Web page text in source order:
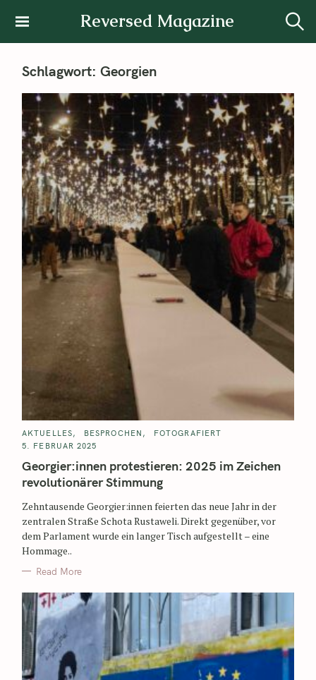
Reversed Magazine
Schlagwort: Georgien
AKTUELLES BESPROCHEN
FOTOGRAFIERT
5. FEBRUAR 2025
Georgier:innen protestieren: 2025 im Zeichen
revolutionärer Stimmung
Zehntausende Georgier:innen feierten das neue Jahr in der
zentralen Straße Schota Rustaweli. Direkt gegenüber, vor
dem Parlament wurde ein langer Tisch aufgestellt – eine
Hommage..
Read More